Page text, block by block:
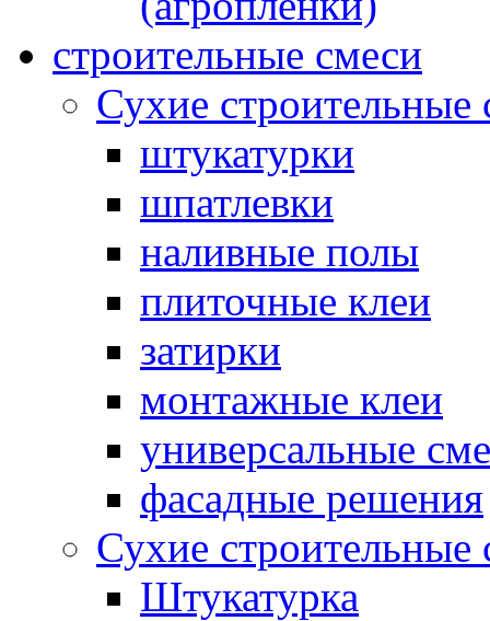
строительные смеси
Сухие строительные
штукатурки
шпатлевки
наливные полы
плиточные клеи
затирки
монтажные клеи
универсальные
фасадные решения
Сухие
Штукатурка